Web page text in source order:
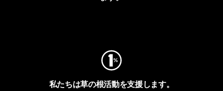
私たちは草の根活動を支援します。